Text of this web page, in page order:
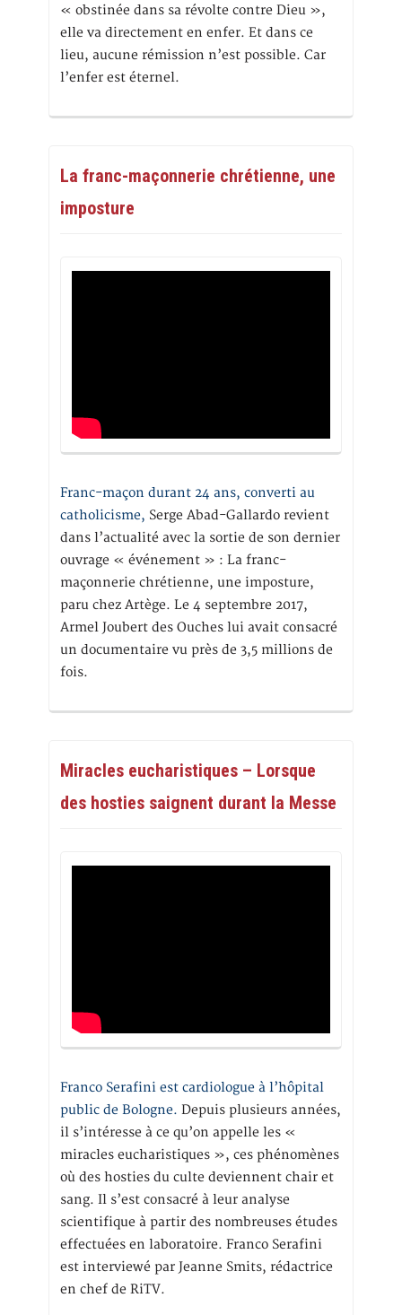
« obstinée dans sa révolte contre Dieu »,
elle va directement en enfer. Et dans ce
lieu, aucune rémission n’est possible. Car
l’enfer est éternel.
La franc-maçonnerie chrétienne, une
imposture
Franc-maçon durant 24 ans, converti au
catholicisme, Serge Abad-Gallardo revient
dans l’actualité avec la sortie de son dernier
ouvrage « événement » : La franc-
maçonnerie chrétienne, une imposture,
paru chez Artège. Le 4 septembre 2017,
Armel Joubert des Ouches lui avait consacré
un documentaire vu près de 3,5 millions de
fois.
Miracles eucharistiques – Lorsque
des hosties saignent durant la Messe
Franco Serafini est cardiologue à l’hôpital
public de Bologne. Depuis plusieurs années,
il s’intéresse à ce qu’on appelle les «
miracles eucharistiques », ces phénomènes
où des hosties du culte deviennent chair et
sang. Il s’est consacré à leur analyse
scientifique à partir des nombreuses études
effectuées en laboratoire. Franco Serafini
est interviewé par Jeanne Smits, rédactrice
en chef de RiTV.